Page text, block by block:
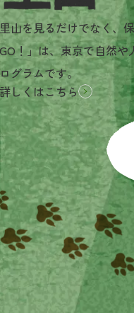
里山へGO!とは？
里山を見るだけでなく、
！」は、東京で自然
グラムです。
しくはこちら